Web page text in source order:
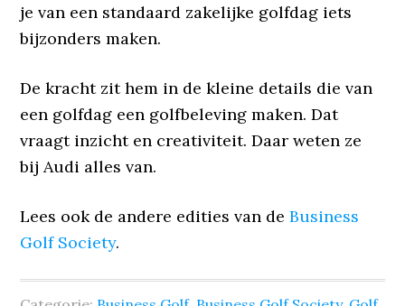
je van een standaard zakelijke golfdag iets
bijzonders maken.
De kracht zit hem in de kleine details die van
een golfdag een golfbeleving maken. Dat
vraagt inzicht en creativiteit. Daar weten ze
bij Audi alles van.
Lees ook de andere edities van deBusiness
Golf Society.